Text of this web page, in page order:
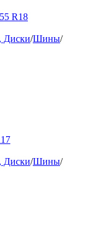
R18
/Шины/
/Шины/